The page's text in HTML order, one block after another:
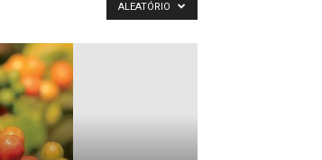
ALEATÓRIO